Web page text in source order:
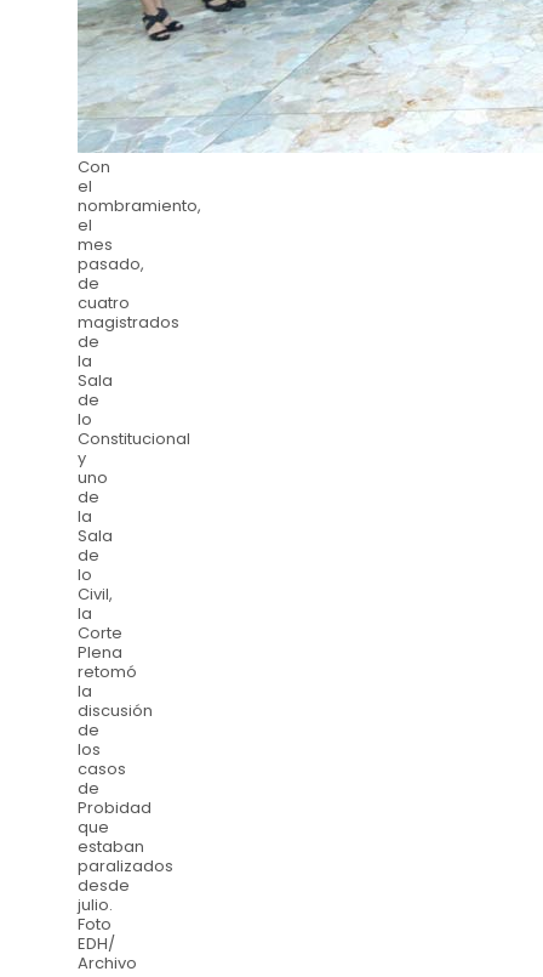
Con
el
nombramiento,
el
mes
pasado,
de
cuatro
magistrados
de
la
Sala
de
lo
Constitucional
y
uno
de
la
Sala
de
lo
Civil,
la
Corte
Plena
retomó
la
discusión
de
los
casos
de
Probidad
que
estaban
paralizados
desde
julio.
Foto
EDH/
Archivo